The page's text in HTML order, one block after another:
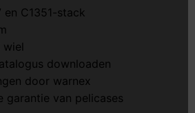
en C1351-stack
wiel
downloaden
door warnex
garantie van pelicases